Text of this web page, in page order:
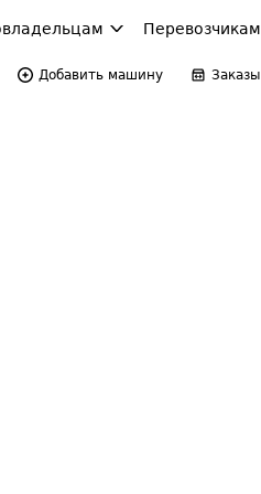
Перевозчикам
Добавить машину Заказы